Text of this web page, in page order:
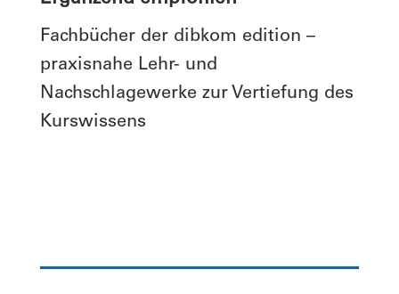
Fachbücher der dibkom edition –
praxisnahe Lehr- und
Nachschlagewerke zur Vertiefung des
Kurswissens